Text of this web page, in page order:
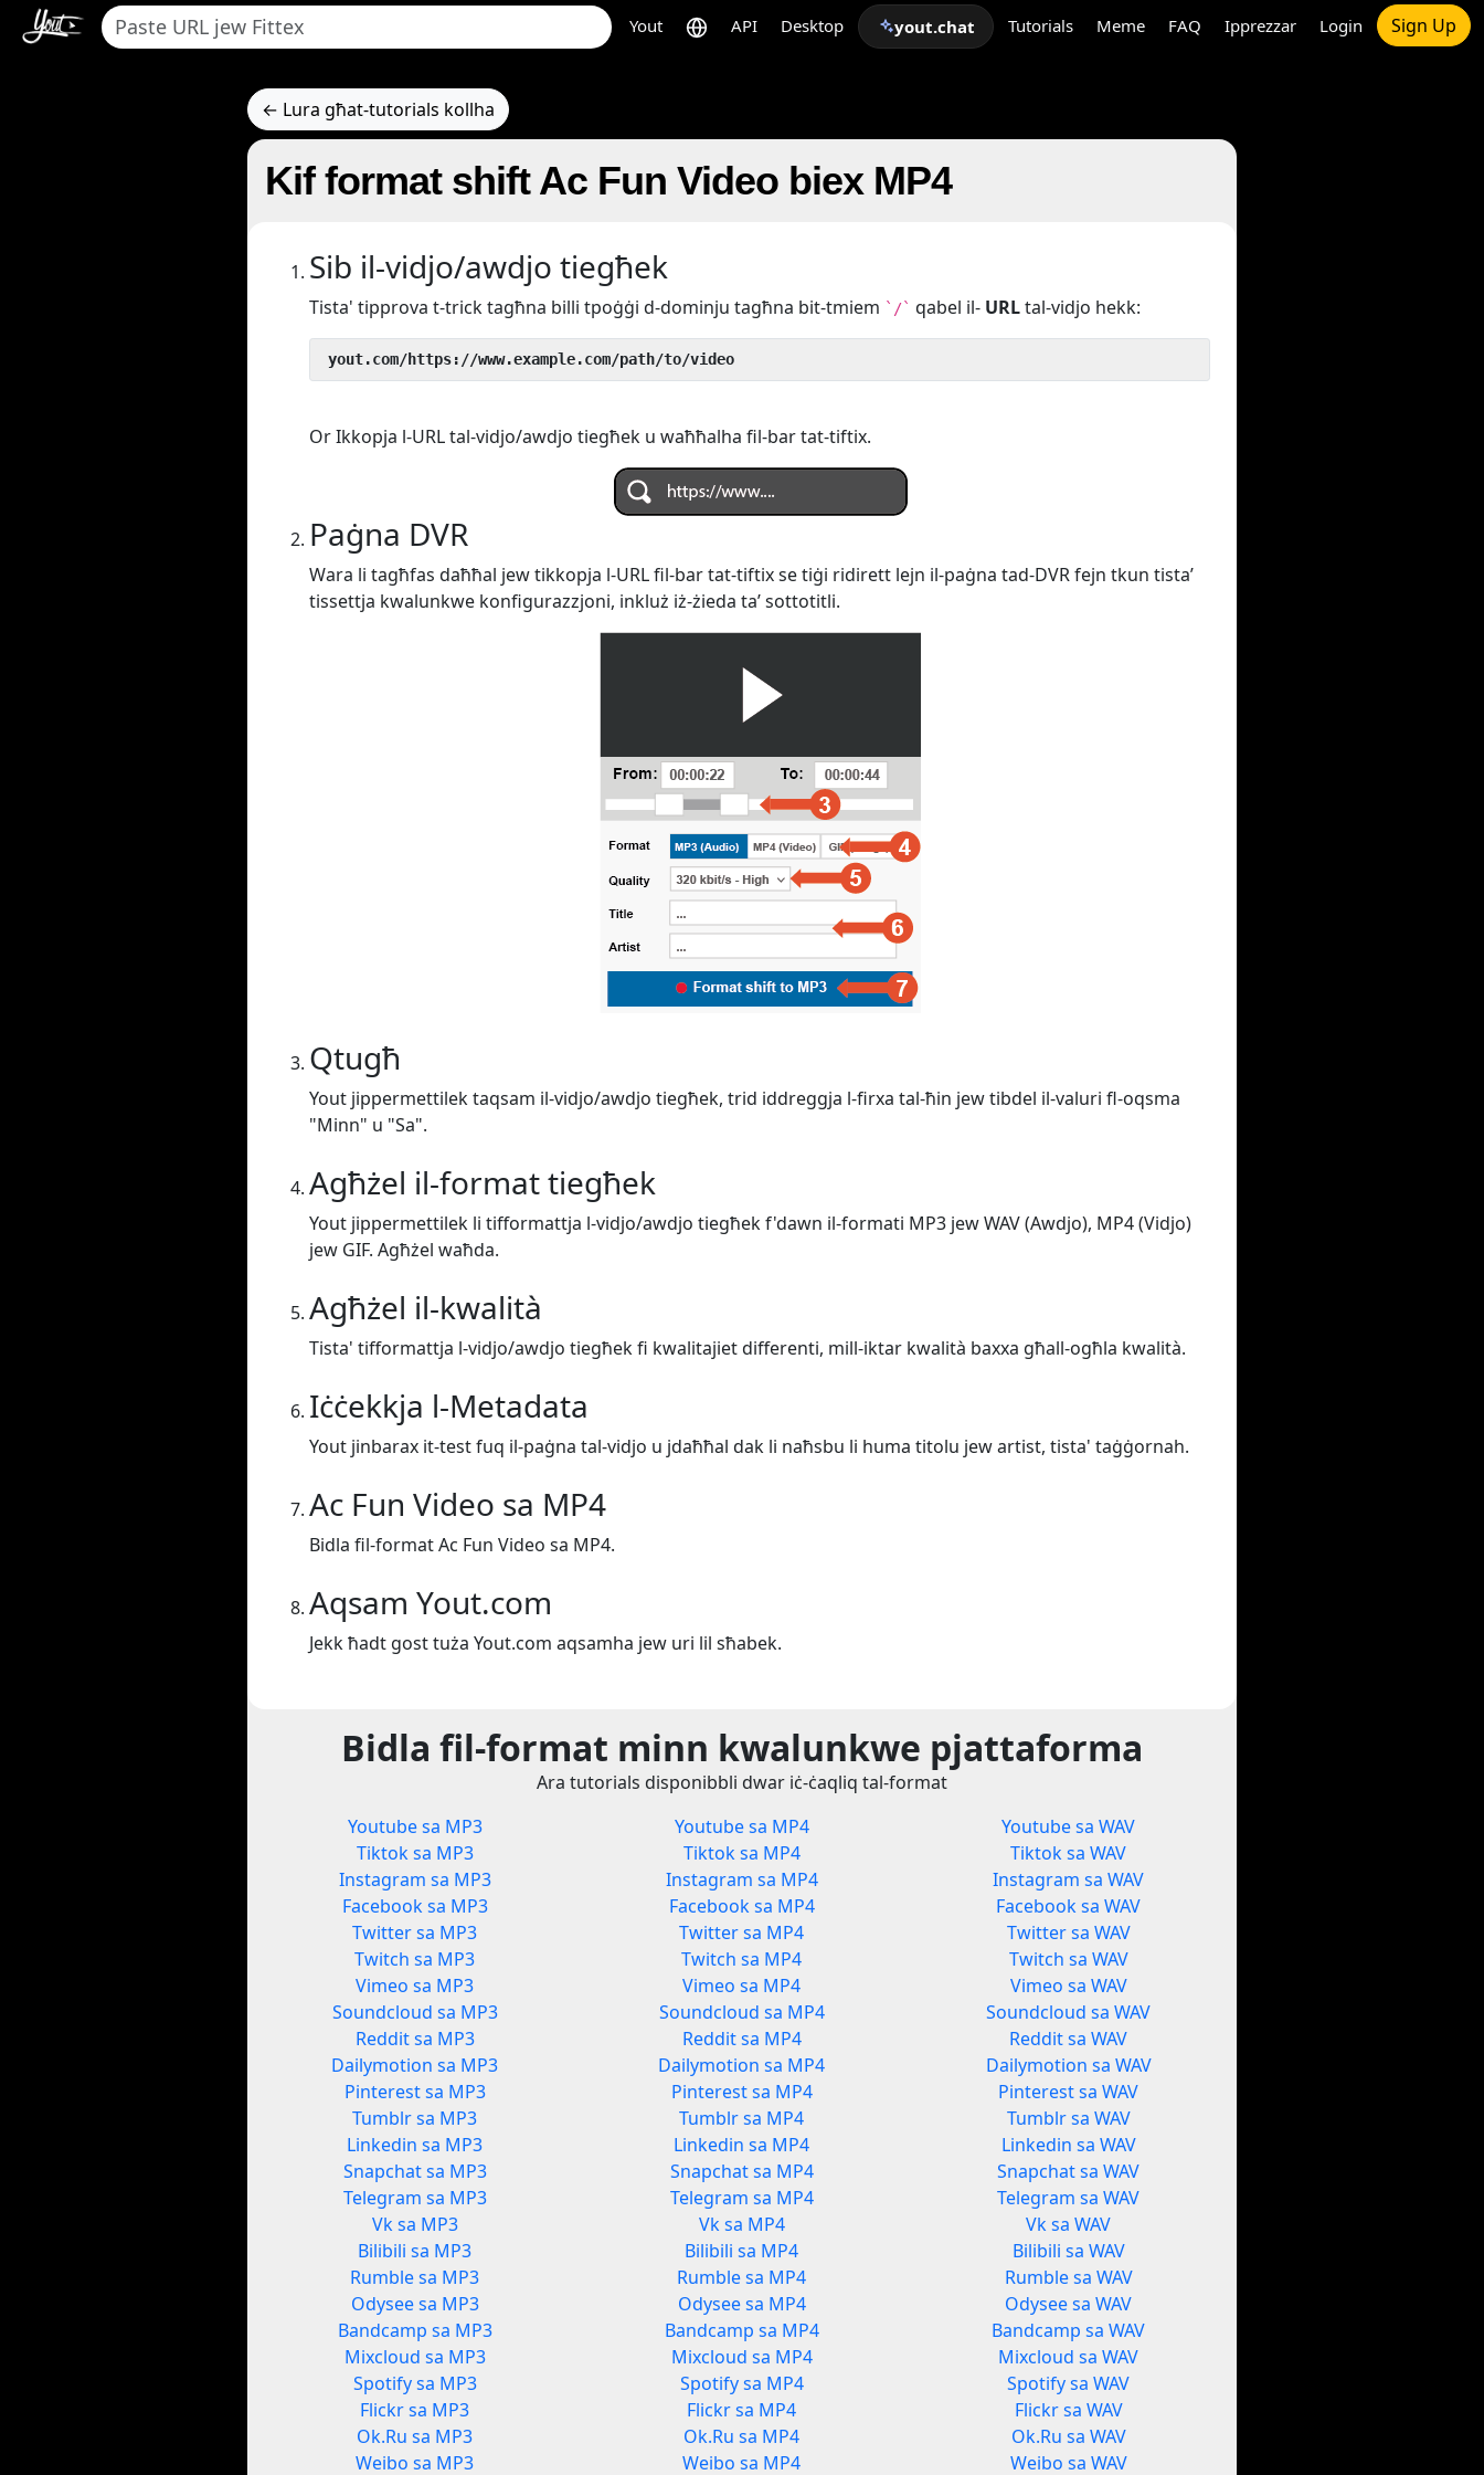
Yout API Desktop yout.chat Tutorials Meme FAQ Ipprezzar Login Sign Up
← Lura għat-tutorials kollha
Kif format shift Ac Fun Video biex MP4
Sib il-vidjo/awdjo tiegħek
Tista' tipprova t-trick tagħna billi tpoġġi d-dominju tagħna bit-tmiem `/` qabel il- URLtal-vidjo hekk:
yout.com/https://www.example.com/path/to/video
Or Ikkopja l-URL tal-vidjo/awdjo tiegħek u waħħalha fil-bar tat-tiftix.
Paġna DVR
Wara li tagħfas daħħal jew tikkopja l-URL fil-bar tat-tiftix se tiġi ridirett lejn il-paġna tad-DVR fejn tkun tista’
tissettja kwalunkwe konfigurazzjoni, inkluż iż-żieda ta’ sottotitli.
Qtugħ
Yout jippermettilek taqsam il-vidjo/awdjo tiegħek, trid iddreggja l-firxa tal-ħin jew tibdel il-valuri fl-oqsma
"Minn" u "Sa".
Agħżel il-format tiegħek
Yout jippermettilek li tifformattja l-vidjo/awdjo tiegħek f'dawn il-formati MP3 jew WAV (Awdjo), MP4 (Vidjo)
jew GIF. Agħżel waħda.
Agħżel il-kwalità
Tista' tifformattja l-vidjo/awdjo tiegħek fi kwalitajiet differenti, mill-iktar kwalità baxxa għall-ogħla kwalità.
Iċċekkja l-Metadata
Yout jinbarax it-test fuq il-paġna tal-vidjo u jdaħħal dak li naħsbu li huma titolu jew artist, tista' taġġornah.
Ac Fun Video sa MP4
Bidla fil-format Ac Fun Video sa MP4.
Aqsam Yout.com
Jekk ħadt gost tuża Yout.com aqsamha jew uri lil sħabek.
Bidla fil-format minn kwalunkwe pjattaforma
Ara tutorials disponibbli dwar iċ-ċaqliq tal-format
Youtube sa MP3
Tiktok sa MP3
Instagram sa MP3
Facebook sa MP3
Twitter sa MP3
Twitch sa MP3
Vimeo sa MP3
Soundcloud sa MP3
Reddit sa MP3
Dailymotion sa MP3
Pinterest sa MP3
Tumblr sa MP3
Linkedin sa MP3
Snapchat sa MP3
Telegram sa MP3
Vk sa MP3
Bilibili sa MP3
Rumble sa MP3
Odysee sa MP3
Bandcamp sa MP3
Mixcloud sa MP3
Spotify sa MP3
Flickr sa MP3
Ok.Ru sa MP3
Weibo sa MP3
Youtube sa MP4
Tiktok sa MP4
Instagram sa MP4
Facebook sa MP4
Twitter sa MP4
Twitch sa MP4
Vimeo sa MP4
Soundcloud sa MP4
Reddit sa MP4
Dailymotion sa MP4
Pinterest sa MP4
Tumblr sa MP4
Linkedin sa MP4
Snapchat sa MP4
Telegram sa MP4
Vk sa MP4
Bilibili sa MP4
Rumble sa MP4
Odysee sa MP4
Bandcamp sa MP4
Mixcloud sa MP4
Spotify sa MP4
Flickr sa MP4
Ok.Ru sa MP4
Weibo sa MP4
Youtube sa WAV
Tiktok sa WAV
Instagram sa WAV
Facebook sa WAV
Twitter sa WAV
Twitch sa WAV
Vimeo sa WAV
Soundcloud sa WAV
Reddit sa WAV
Dailymotion sa WAV
Pinterest sa WAV
Tumblr sa WAV
Linkedin sa WAV
Snapchat sa WAV
Telegram sa WAV
Vk sa WAV
Bilibili sa WAV
Rumble sa WAV
Odysee sa WAV
Bandcamp sa WAV
Mixcloud sa WAV
Spotify sa WAV
Flickr sa WAV
Ok.Ru sa WAV
Weibo sa WAV